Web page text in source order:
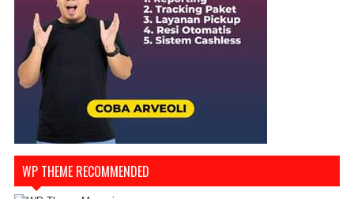
WP THEME RECOMMENDED